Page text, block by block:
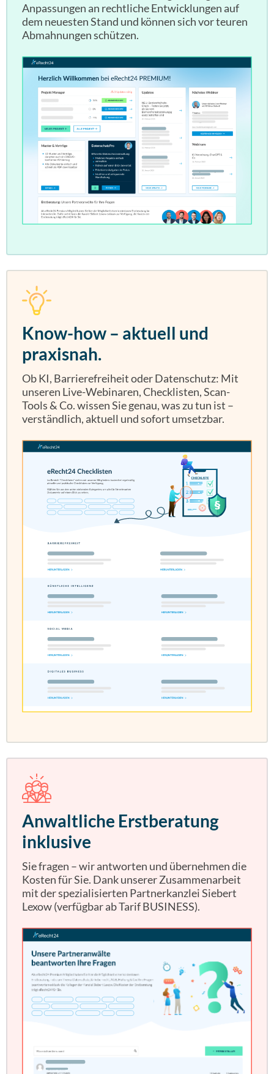
Anpassungen an rechtliche Entwicklungen auf
dem neuesten Stand und können sich vor teuren
Abmahnungen schützen.
Know-how – aktuell und
praxisnah.
Ob KI, Barrierefreiheit oder Datenschutz: Mit
unseren Live-Webinaren, Checklisten, Scan-
Tools & Co. wissen Sie genau, was zu tun ist –
verständlich, aktuell und sofort umsetzbar.
Anwaltliche Erstberatung
inklusive
Sie fragen – wir antworten und übernehmen die
Kosten für Sie. Dank unserer Zusammenarbeit
mit der spezialisierten Partnerkanzlei Siebert
Lexow (verfügbar ab Tarif BUSINESS).